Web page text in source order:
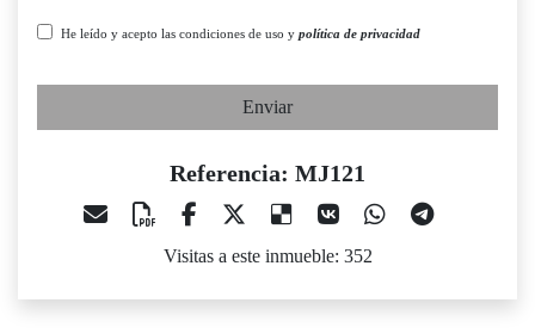
He leído y acepto las condiciones de uso y política de privacidad
Enviar
Referencia: MJ121
Visitas a este inmueble: 352